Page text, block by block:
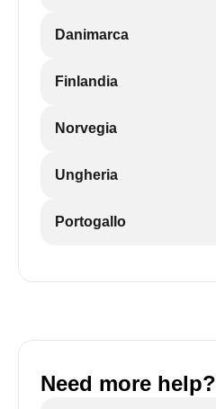
Danimarca
Finlandia
Norvegia
Ungheria
Portogallo
Need more help?